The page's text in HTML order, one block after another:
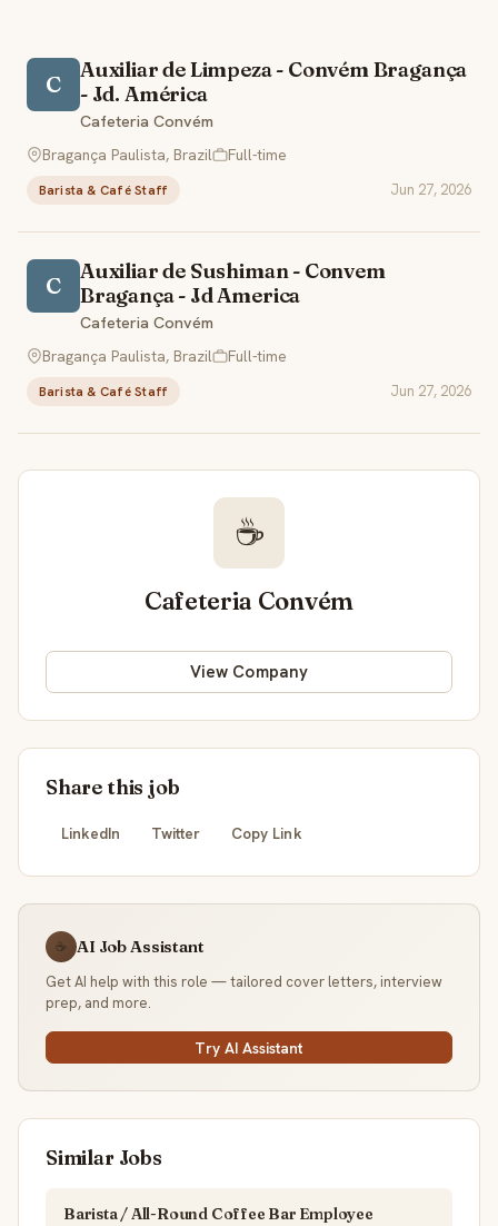
C
Auxiliar de Limpeza - Convém Bragança
- Jd. América
Cafeteria Convém
Bragança Paulista, Brazil
Full-time
Barista & Café Staff Jun 27, 2026
C
Auxiliar de Sushiman - Convem
Bragança - Jd America
Cafeteria Convém
Bragança Paulista, Brazil
Full-time
Barista & Café Staff Jun 27, 2026
☕
Cafeteria Convém
View Company
Share this job
LinkedIn Twitter Copy Link
☕ AI Job Assistant
Get AI help with this role — tailored cover letters, interview
prep, and more.
Try AI Assistant
Similar Jobs
Barista / All-Round Coffee Bar Employee